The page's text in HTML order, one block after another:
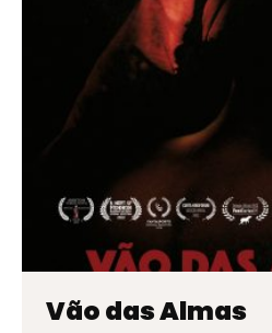
Vão das Almas